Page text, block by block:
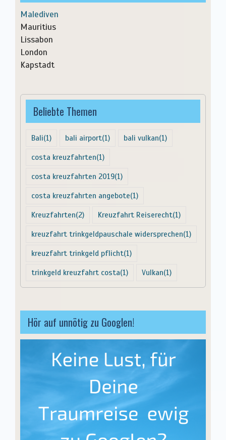
Malediven
Mauritius
Lissabon
London
Kapstadt
Beliebte Themen
Bali(1) bali airport(1) bali vulkan(1)
costa kreuzfahrten(1)
costa kreuzfahrten 2019(1)
costa kreuzfahrten angebote(1)
Kreuzfahrten(2) Kreuzfahrt Reiserecht(1)
kreuzfahrt trinkgeldpauschale widersprechen(1)
kreuzfahrt trinkgeld pflicht(1)
trinkgeld kreuzfahrt costa(1) Vulkan(1)
Hör auf unnötig zu Googlen!